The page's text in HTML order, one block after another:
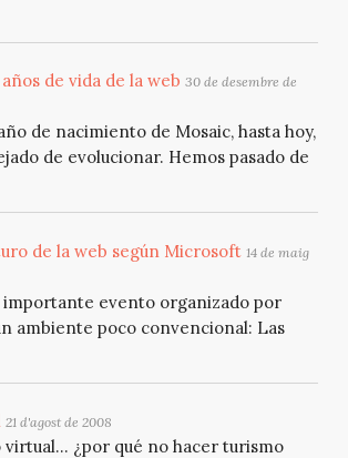
años de vida de la web 30 de desembre de
de nacimiento de Mosaic, hasta hoy,
de evolucionar. Hemos pasado de
de la web según Microsoft 14 de maig
importante evento organizado por
ambiente poco convencional: Las
21 d'agost de 2008
virtual… ¿por qué no hacer turismo